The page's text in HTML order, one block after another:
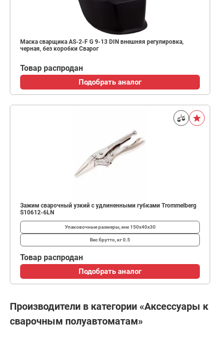
Маска сварщика AS-2-F G 9-13 DIN внешняя регулировка,
черная, без коробки Сварог
Товар распродан
Подобрать аналог
Зажим сварочный узкий с удлиненными губками Trommelberg
S10612-6LN
Упаковочные размеры, мм 150х40х30
Вес брутто, кг0.5
Товар распродан
Подобрать аналог
Производители в категории «Аксессуары к
сварочным полуавтоматам»